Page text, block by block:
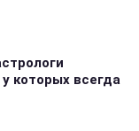
которых всегда